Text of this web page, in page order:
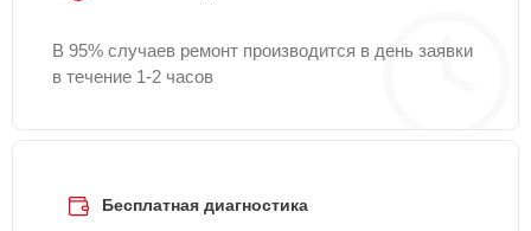
В 95% случаев ремонт производится в день заявки
в течение 1-2 часов
Бесплатная диагностика